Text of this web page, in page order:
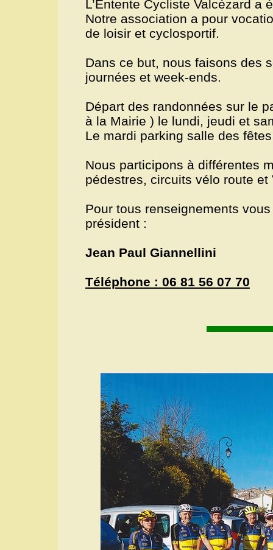
L’Entente Cycliste Valcézard a
Notre association a pour
de loisir et cyclosportif.
Dans ce but, nous faisons des
journées et week-ends.
Départ des randonnées sur le
à la Mairie ) le lundi, jeudi et
Le mardi parking salle des
Nous participons à différentes
pédestres, circuits vélo route et
Pour tous renseignements
président :
Jean Paul Giannellini
Téléphone : 06 81 56 07 70